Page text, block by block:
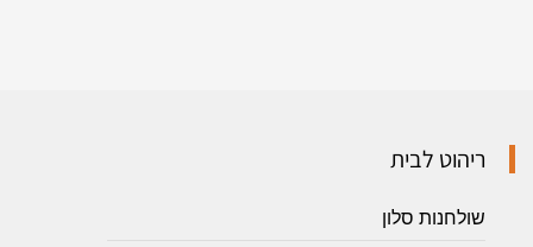
ריהוט לבית
שולחנות סלון